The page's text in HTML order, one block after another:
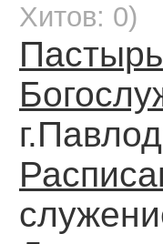
Хитов: 0)
Пастырь